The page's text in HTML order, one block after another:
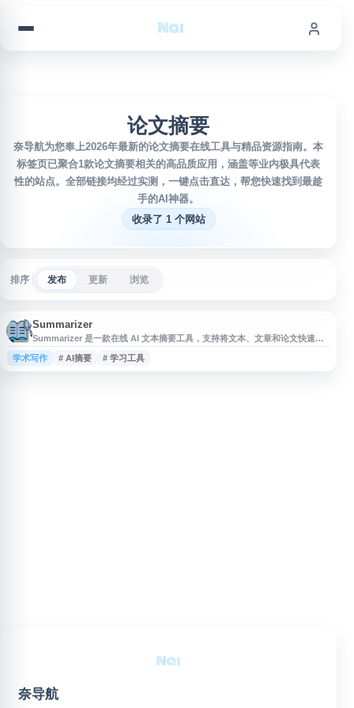
论文摘要
奈导航为您奉上2026年最新的论文摘要在线工具与精品资源指南。本
标签页已聚合1款论文摘要相关的高品质应用，涵盖等业内极具代表
性的站点。全部链接均经过实测，一键点击直达，帮您快速找到最趁
手的AI神器。
收录了 1 个网站
排序 发布 更新 浏览
Summarizer
Summarizer 是一款在线 AI 文本摘要工具，支持将文本、文章和论文快速压
缩为简洁摘要，帮助用户提取主要观点和关键信息。该工具可用于学习、写
作、研究和内容整理等场景，适合需要快速理解长文本内容的学生、作者、研
学术写作 # AI摘要 # 学习工具
奈导航